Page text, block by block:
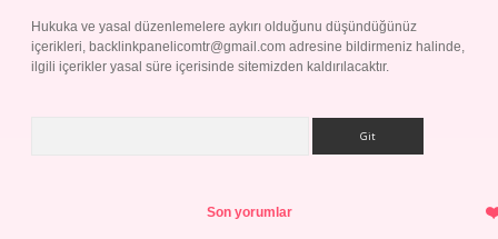
Hukuka ve yasal düzenlemelere aykırı olduğunu düşündüğünüz
içerikleri, backlinkpanelicomtr@gmail.com adresine bildirmeniz halinde,
ilgili içerikler yasal süre içerisinde sitemizden kaldırılacaktır.
Son yorumlar